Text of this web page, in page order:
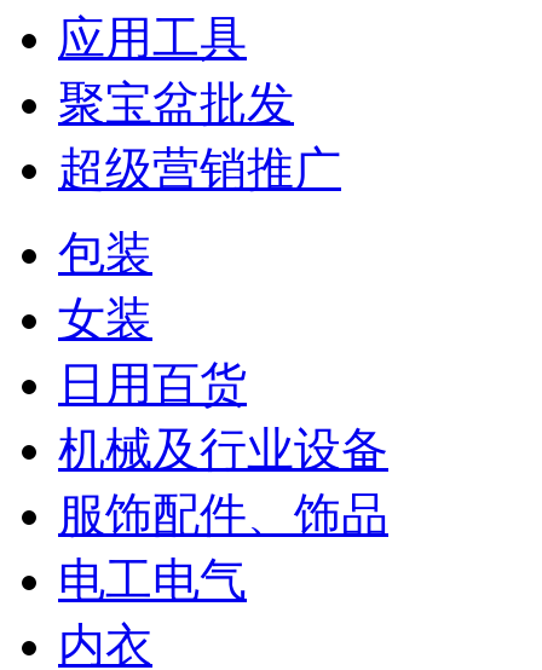
应用工具
聚宝盆批发
超级营销推广
包装
女装
日用百货
机械及行业设备
服饰配件、饰品
电工电气
内衣